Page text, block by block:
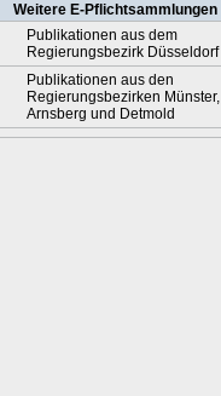
Weitere E-Pflichtsammlungen
Publikationen aus dem
Regierungsbezirk Düsseldorf
Publikationen aus den
Regierungsbezirken Münster,
Arnsberg und Detmold